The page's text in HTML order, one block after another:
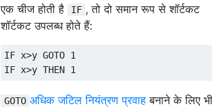
एक चीज होती है
IF , तो दो समान रूप से शॉर्टकट
शॉर्टकट उपलब्ध होते हैं:
IF x>y GOTO 1
GOTO अधिक जटिल नियंत्रण प्रवाह बनाने के लिए भी